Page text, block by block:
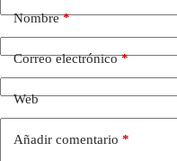
Nombre*
Correo electrónico*
Web
Añadir comentario *